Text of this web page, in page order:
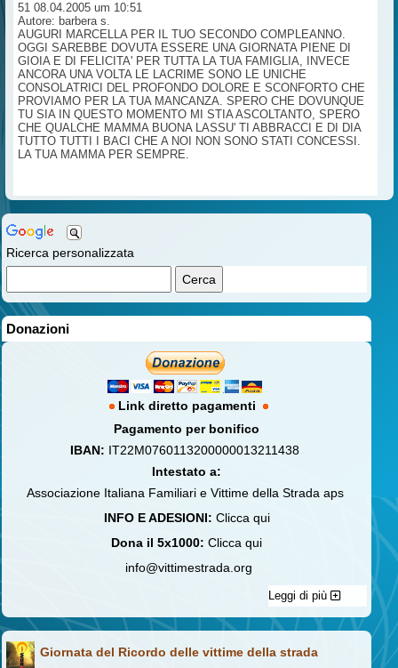
Ricerca personalizzata
Donazioni
Link diretto pagamenti
Pagamento per bonifico
IBAN: IT22M0760113200000013211438
Intestato a:
Associazione Italiana Familiari e Vittime della Strada aps
INFO E ADESIONI: Clicca qui
Dona il 5x1000: Clicca qui
info@vittimestrada.org
Leggi di più
Giornata del Ricordo delle vittime della strada
51 08.04.2005 um 10:51
Autore: barbera s.
AUGURI MARCELLA PER IL TUO SECONDO COMPLEANNO.
OGGI SAREBBE DOVUTA ESSERE UNA GIORNATA PIENE DI
GIOIA E DI FELICITA' PER TUTTA LA TUA FAMIGLIA, INVECE
ANCORA UNA VOLTA LE LACRIME SONO LE UNICHE
CONSOLATRICI DEL PROFONDO DOLORE E SCONFORTO CHE
PROVIAMO PER LA TUA MANCANZA. SPERO CHE DOVUNQUE
TU SIA IN QUESTO MOMENTO MI STIA ASCOLTANTO, SPERO
CHE QUALCHE MAMMA BUONA LASSU' TI ABBRACCI E DI DIA
TUTTO TUTTI I BACI CHE A NOI NON SONO STATI CONCESSI.
LA TUA MAMMA PER SEMPRE.